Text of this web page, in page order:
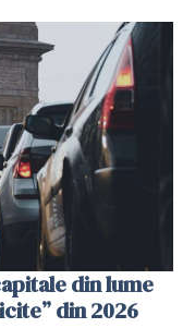
din lume
din 2026